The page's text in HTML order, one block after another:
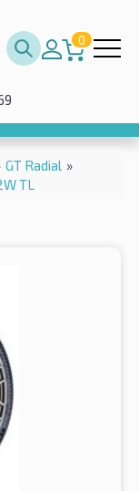
0
GT Radial »
TL